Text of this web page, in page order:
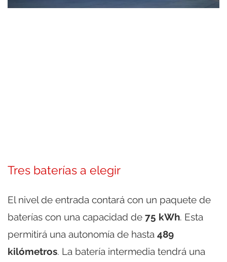
Tres baterías a elegir
El nivel de entrada contará con un paquete de
baterías con una capacidad de 75 kWh. Esta
permitirá una autonomía de hasta 489
kilómetros. La batería intermedia tendrá una